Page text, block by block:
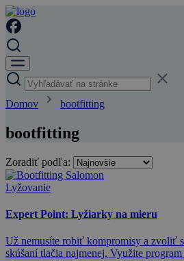
Domov bootfitting
bootfitting
Zoradiť podľa:
Lyžovanie
Expert Point: Lyžiarky na mieru
Už nemusíte robiť kompromisy a zvoliť
skúšaní tlačia najmenej. Využite